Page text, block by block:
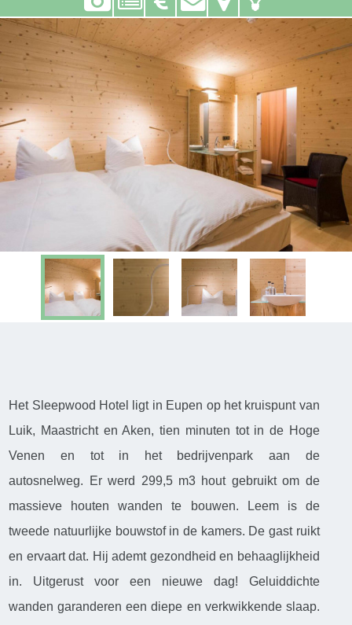
Het Sleepwood Hotel ligt in Eupen op het kruispunt van
Luik, Maastricht en Aken, tien minuten tot in de Hoge
Venen en tot in het bedrijvenpark aan de
autosnelweg. Er werd 299,5 m3 hout gebruikt om de
massieve houten wanden te bouwen. Leem is de
tweede natuurlijke bouwstof in de kamers. De gast ruikt
en ervaart dat. Hij ademt gezondheid en behaaglijkheid
in. Uitgerust voor een nieuwe dag! Geluiddichte
wanden garanderen een diepe en verkwikkende slaap.